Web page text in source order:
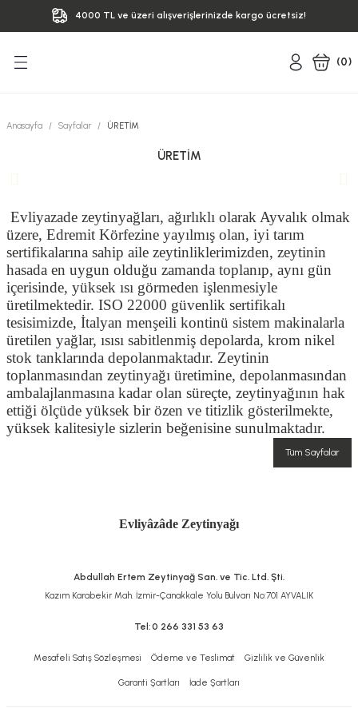
4000 TL ve üzeri alışverişlerinizde kargo ücretsiz!
(0)
Anasayfa Sayfalar ÜRETİM
ÜRETİM
Evliyazade zeytinyağları, ağırlıklı olarak Ayvalık olmak
üzere, Edremit Körfezine yayılmış olan, iyi tarım
sertifikalarına sahip aile zeytinliklerimizden, zeytinin
hasada en uygun olduğu zamanda toplanıp, aynı gün
içerisinde, yüksek ısı görmeden işlenmesiyle
üretilmektedir. ISO 22000 güvenlik sertifikalı
tesisimizde, İtalyan menşeili kontinü sistem makinalarla
üretilen yağlar, ısısı sabitlenmiş depolarda, krom nikel
stok tanklarında depolanmaktadır. Zeytinin
toplanmasından zeytinyağı üretimine, depolanmasından
ambalajlanmasına kadar olan süreçte, zeytinyağının hak
ettiği ölçüde yüksek bir özen ve titizlik gösterilmekte,
yüksek kalitesiyle sizlerin beğenisine sunulmaktadır.
Tüm Sayfalar
Evliyâzâde Zeytinyağı
Abdullah Ertem Zeytinyağ San. ve Tic. Ltd. Şti.
Kazım Karabekir Mah. İzmir-Çanakkale Yolu Bulvarı No:701 AYVALIK
Tel:0 266 331 53 63
Mesafeli Satış Sözleşmesi Ödeme ve Teslimat Gizlilik ve Güvenlik
Garanti Şartları İade Şartları
Geri Dön